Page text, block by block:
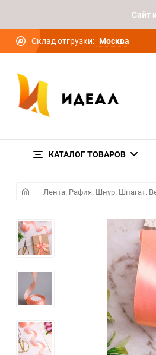
Cайт
Склад отгрузки: Москва
КАТАЛОГ ТОВАРОВ
Лента. Рафия. Шнур. Шпагат.